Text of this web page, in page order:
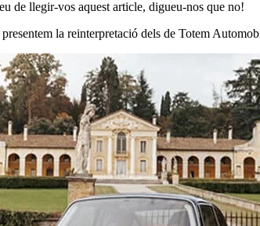
de llegir-vos aquest article, digueu-nos que no!
la reinterpretació dels de Totem